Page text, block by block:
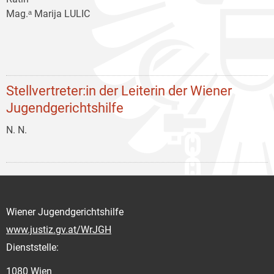
Mag.ᵃ Marija LULIC
Stellvertreter:in der Leiterin der Wiener
Jugendgerichtshilfe
N. N.
Wiener Jugendgerichtshilfe
www.justiz.gv.at/WrJGH
Dienststelle:
1080 Wien